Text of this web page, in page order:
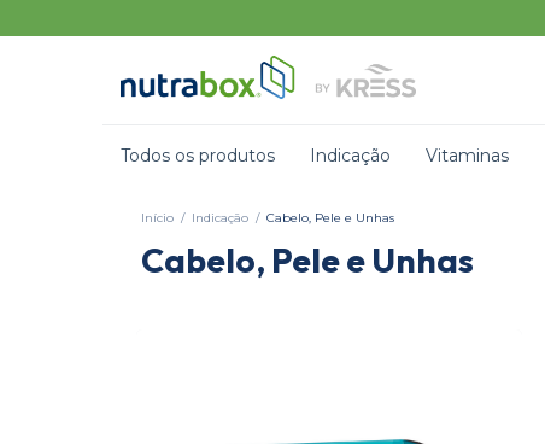
Todos os produtos Indicação Vitaminas
Início / Indicação / Cabelo, Pele e Unhas
Cabelo, Pele e Unhas